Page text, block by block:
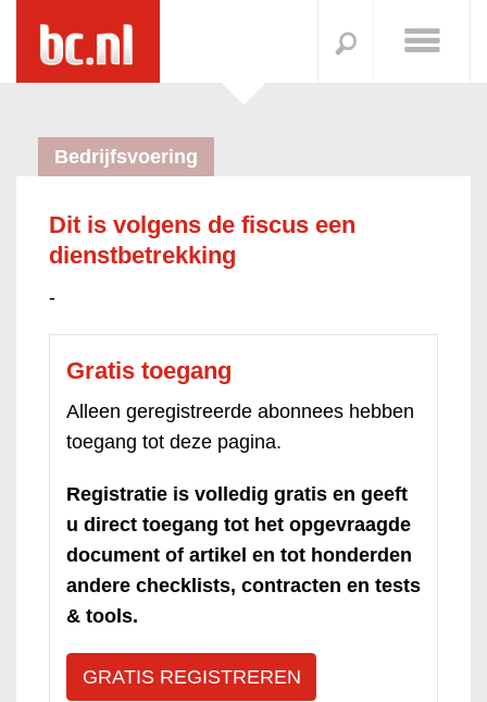
Bedrijfsvoering
Dit is volgens de fiscus een
dienstbetrekking
-
Gratis toegang
Alleen geregistreerde abonnees hebben
toegang tot deze pagina.
Registratie is volledig gratis en geeft
u direct toegang tot het opgevraagde
document of artikel en tot honderden
andere checklists, contracten en tests
& tools.
GRATIS REGISTREREN